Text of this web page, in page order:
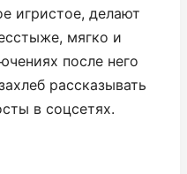
игристое, делают
мягко и
после него
рассказывать
в соцсетях.